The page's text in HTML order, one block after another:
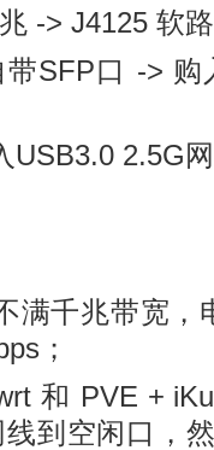
-> J4125 软
带SFP口 ->
USB3.0 2.5G
满千兆带宽，
；
和 PVE +
到空闲口，